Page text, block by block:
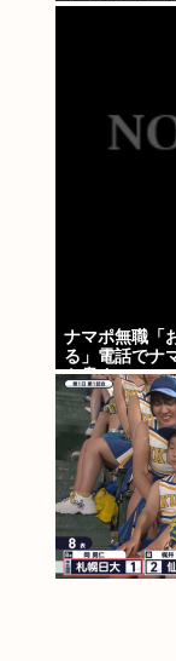
ナマポ無職「
る」電話でナ
を脅す